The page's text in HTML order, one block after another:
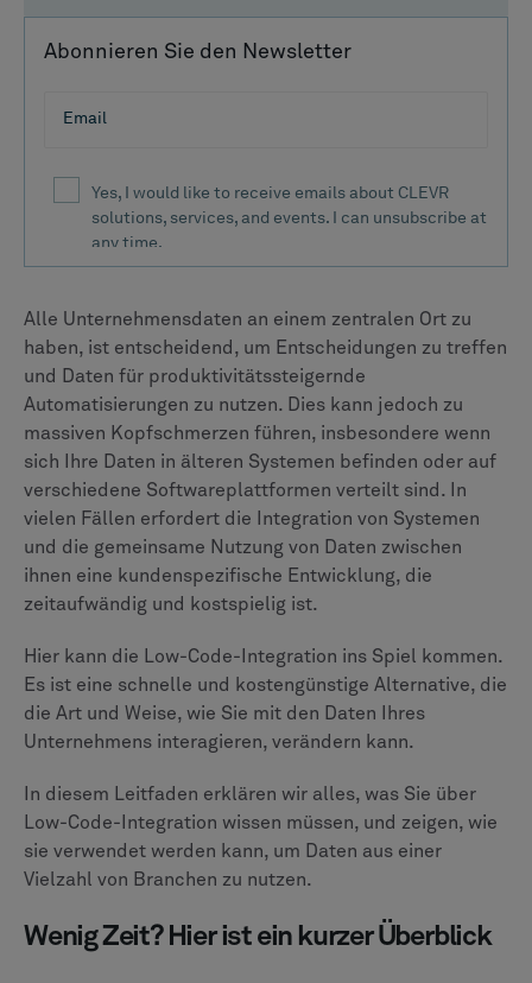
Abonnieren Sie den Newsletter
Alle Unternehmensdaten an einem zentralen Ort zu
haben, ist entscheidend, um Entscheidungen zu treffen
und Daten für produktivitätssteigernde
Automatisierungen zu nutzen. Dies kann jedoch zu
massiven Kopfschmerzen führen, insbesondere wenn
sich Ihre Daten in älteren Systemen befinden oder auf
verschiedene Softwareplattformen verteilt sind. In
vielen Fällen erfordert die Integration von Systemen
und die gemeinsame Nutzung von Daten zwischen
ihnen eine kundenspezifische Entwicklung, die
zeitaufwändig und kostspielig ist.
Hier kann die Low-Code-Integration ins Spiel kommen.
Es ist eine schnelle und kostengünstige Alternative, die
die Art und Weise, wie Sie mit den Daten Ihres
Unternehmens interagieren, verändern kann.
In diesem Leitfaden erklären wir alles, was Sie über
Low-Code-Integration wissen müssen, und zeigen, wie
sie verwendet werden kann, um Daten aus einer
Vielzahl von Branchen zu nutzen.
Wenig Zeit? Hier ist ein kurzer Überblick